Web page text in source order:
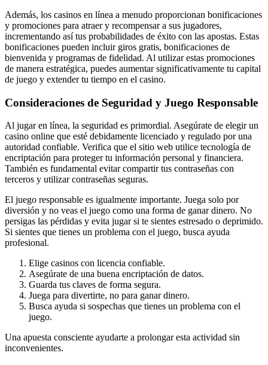
Además, los casinos en línea a menudo proporcionan bonificaciones
y promociones para atraer y recompensar a sus jugadores,
incrementando así tus probabilidades de éxito con las apostas. Estas
bonificaciones pueden incluir giros gratis, bonificaciones de
bienvenida y programas de fidelidad. Al utilizar estas promociones
de manera estratégica, puedes aumentar significativamente tu capital
de juego y extender tu tiempo en el casino.
Consideraciones de Seguridad y Juego Responsable
Al jugar en línea, la seguridad es primordial. Asegúrate de elegir un
casino online que esté debidamente licenciado y regulado por una
autoridad confiable. Verifica que el sitio web utilice tecnología de
encriptación para proteger tu información personal y financiera.
También es fundamental evitar compartir tus contraseñas con
terceros y utilizar contraseñas seguras.
El juego responsable es igualmente importante. Juega solo por
diversión y no veas el juego como una forma de ganar dinero. No
persigas las pérdidas y evita jugar si te sientes estresado o deprimido.
Si sientes que tienes un problema con el juego, busca ayuda
profesional.
Elige casinos con licencia confiable.
Asegúrate de una buena encriptación de datos.
Guarda tus claves de forma segura.
Juega para divertirte, no para ganar dinero.
Busca ayuda si sospechas que tienes un problema con el
juego.
Una apuesta consciente ayudarte a prolongar esta actividad sin
inconvenientes.